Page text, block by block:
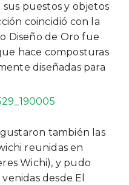
puestos y objetos
coincidió con la
Diseño de Oro fue
hace composturas
diseñadas para
gustaron también las
reunidas en
Wichi), y pudo
desde El